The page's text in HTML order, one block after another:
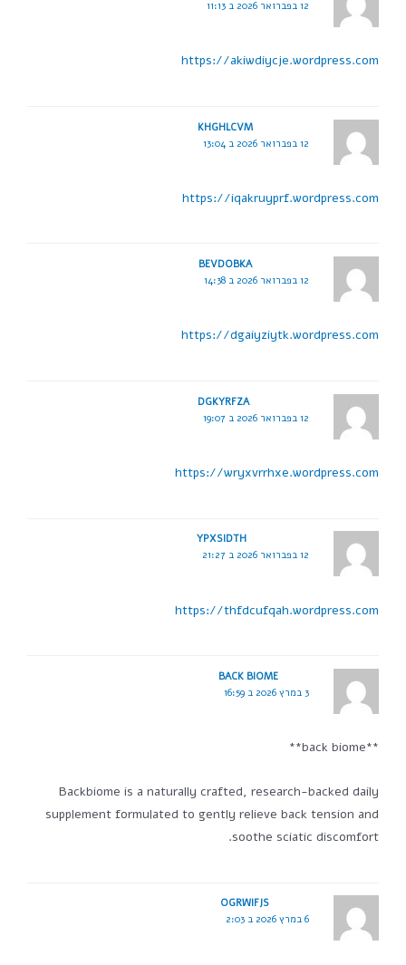
12 בפברואר 2026 ב 11:13
https://akiwdiycje.wordpress.com
KHGHLCVM
12 בפברואר 2026 ב 13:04
https://iqakruyprf.wordpress.com
BEVDOBKA
12 בפברואר 2026 ב 14:38
https://dgaiyziytk.wordpress.com
DGKYRFZA
12 בפברואר 2026 ב 19:07
https://wryxvrrhxe.wordpress.com
YPXSIDTH
12 בפברואר 2026 ב 21:27
https://thfdcufqah.wordpress.com
BACK BIOME
3 במרץ 2026 ב 16:59
**back biome**
Backbiome is a naturally crafted, research-backed daily
supplement formulated to gently relieve back tension and
soothe sciatic discomfort.
OGRWIFJS
6 במרץ 2026 ב 2:03